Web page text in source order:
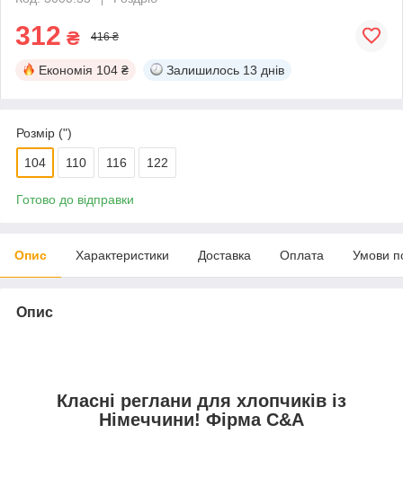
312 ₴ 416 ₴
Економія 104 ₴ Залишилось 13 днів
Розмір (")
104 110 116 122
Готово до відправки
Опис Характеристики Доставка Оплата Умови
Опис
Класні реглани для хлопчиків із
Німеччини! Фірма C&A